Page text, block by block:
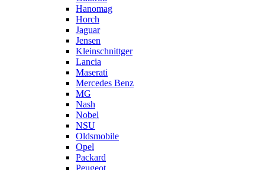
Hanomag
Horch
Jaguar
Jensen
Kleinschnittger
Lancia
Maserati
Mercedes Benz
MG
Nash
Nobel
NSU
Oldsmobile
Opel
Packard
Peugeot